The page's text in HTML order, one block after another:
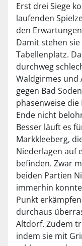
Erst drei Siege
laufenden
den
Damit stehen
Tabellenplatz.
durchweg
Waldgirmes und
gegen Bad
phasenweise
Ende nicht
Besser läuft es
Markkleeberg,
Niederlagen auf
befinden. Zwar
beiden Partien
immerhin
Punkt
durchaus
Altdorf. Zudem
indem sie mit